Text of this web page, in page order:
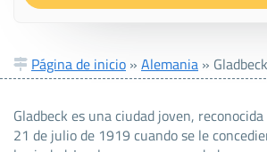
Página de inicio » Alemania » Gladbeck
Gladbeck es una ciudad joven,
21 de julio de 1919 cuando se le